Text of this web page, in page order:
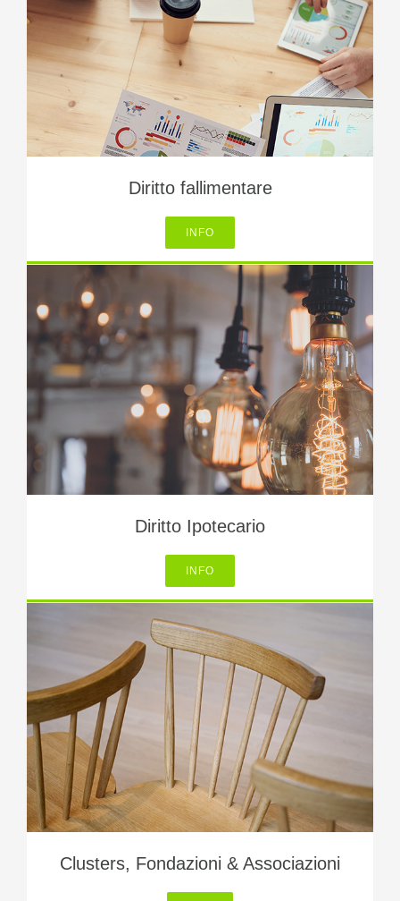
Diritto fallimentare
INFO
Diritto Ipotecario
INFO
Clusters, Fondazioni & Associazioni